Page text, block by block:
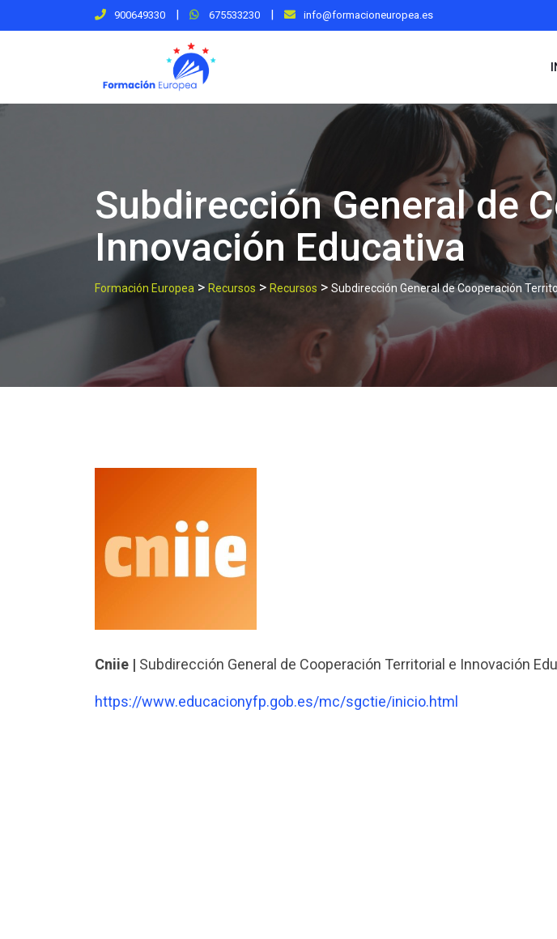
to
900649330 | 675533230 | info@formacioneuropea.es
Subdirección General de
Innovación Educativa
Formación Europea > Recursos > Recursos > Subdirección General de Cooperación
Cniie | Subdirección General de Cooperación Territorial e Innovación
https://www.educacionyfp.gob.es/mc/sgctie/inicio.html